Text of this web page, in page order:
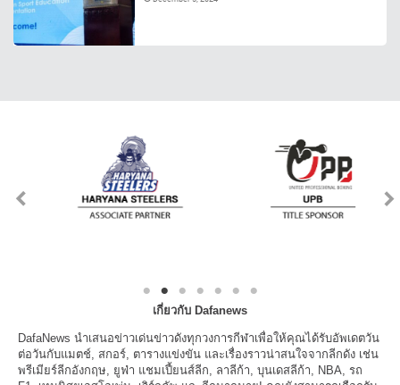
เกี่ยวกับ Dafanews
DafaNews นำเสนอข่าวเด่นข่าวดังทุกวงการกีฬาเพื่อให้คุณได้รับอัพเดตวัน
ต่อวันกับแมตช์, สกอร์, ตารางแข่งขัน และเรื่องราวน่าสนใจจากลีกดัง เช่น
พรีเมียร์ลีกอังกฤษ, ยูฟ่า แชมเปี้ยนส์ลีก, ลาลีก้า, บุนเดสลีก้า, NBA, รถ